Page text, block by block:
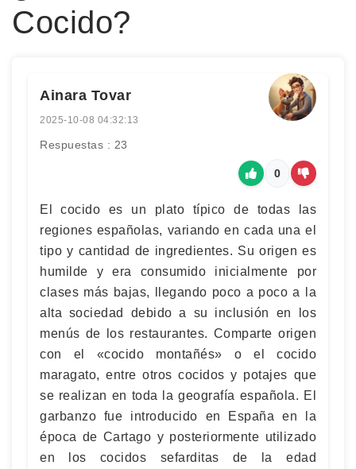
Cocido?
Ainara Tovar
2025-10-08 04:32:13
Respuestas : 23
0
El cocido es un plato típico de todas las
regiones españolas, variando en cada una el
tipo y cantidad de ingredientes. Su origen es
humilde y era consumido inicialmente por
clases más bajas, llegando poco a poco a la
alta sociedad debido a su inclusión en los
menús de los restaurantes. Comparte origen
con el «cocido montañés» o el cocido
maragato, entre otros cocidos y potajes que
se realizan en toda la geografía española. El
garbanzo fue introducido en España en la
época de Cartago y posteriormente utilizado
en los cocidos sefarditas de la edad